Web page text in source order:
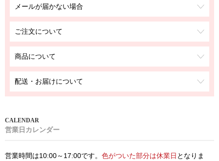
メールが届かない場合
ご注文について
商品について
配送・お届けについて
営業日カレンダー
営業時間は10:00～17:00です。 色がついた部分は休業日 となりま